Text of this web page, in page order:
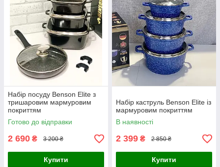
Набір посуду Benson Elite з
тришаровим мармуровим
покриттям
Готово до відправки
2 690 ₴ 3 200 ₴
Купити
Набір каструль Benson Elite із
мармуровим покриттям
В наявності
2 399 ₴ 2 850 ₴
Купити